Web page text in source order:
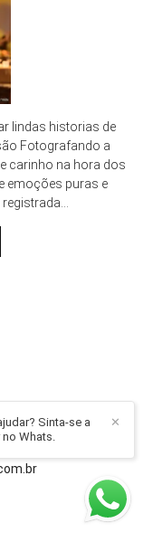
lindas historias de
Fotografando a
carinho na hora dos
emoções puras e
✕
Sinta-se a
Whats.